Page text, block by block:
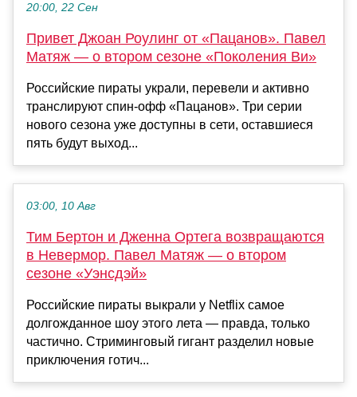
20:00, 22 Сен
Привет Джоан Роулинг от «Пацанов». Павел
Матяж — о втором сезоне «Поколения Ви»
Российские пираты украли, перевели и активно
транслируют спин-офф «Пацанов». Три серии
нового сезона уже доступны в сети, оставшиеся
пять будут выход...
03:00, 10 Авг
Тим Бертон и Дженна Ортега возвращаются
в Невермор. Павел Матяж — о втором
сезоне «Уэнсдэй»
Российские пираты выкрали у Netflix самое
долгожданное шоу этого лета — правда, только
частично. Стриминговый гигант разделил новые
приключения готич...